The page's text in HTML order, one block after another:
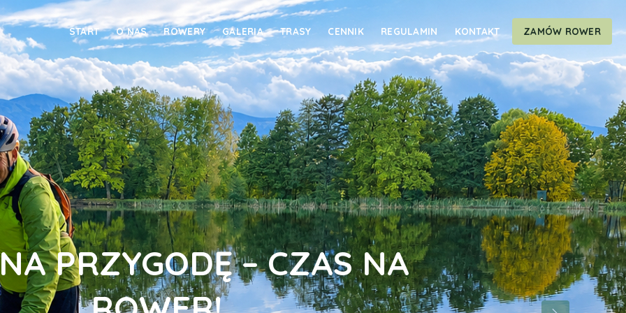
START O NAS ROWERY GALERIA TRASY CENNIK REGULAMIN KONTAKT ZAMÓW ROWER
PRZYGODĘ – CZAS NA